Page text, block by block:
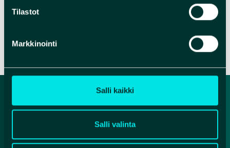
Tilastot
Markkinointi
Salli kaikki
Salli valinta
Geopark-viikon päätösjuhla Rokualla 7.6.
Recent Comments
Ei kommentteja.